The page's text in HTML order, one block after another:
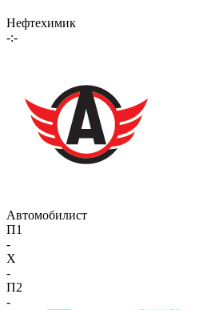
Нефтехимик
-:-
Автомобилист
П1
-
X
-
П2
-